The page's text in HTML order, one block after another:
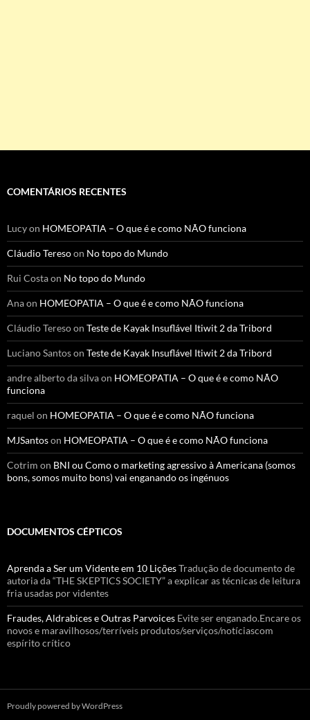
COMENTÁRIOS RECENTES
Lucyon HOMEOPATIA – O que é e como NÃO funciona
Cláudio Teresoon No topo do Mundo
Rui Costaon No topo do Mundo
Anaon HOMEOPATIA – O que é e como NÃO funciona
Cláudio Teresoon Teste de Kayak Insuflável Itiwit 2 da Tribord
Luciano Santoson Teste de Kayak Insuflável Itiwit 2 da Tribord
andre alberto da silvaon HOMEOPATIA – O que é e como NÃO
funciona
raquel on HOMEOPATIA – O que é e como NÃO funciona
MJSantoson HOMEOPATIA – O que é e como NÃO funciona
Cotrim on BNI ou Como o marketing agressivo à Americana (somos
bons, somos muito bons) vai enganando os ingénuos
DOCUMENTOS CÉPTICOS
Aprenda a Ser um Vidente em 10 LiçõesTradução de documento de
autoria da “THE SKEPTICS SOCIETY” a explicar as técnicas de leitura
fria usadas por videntes
Fraudes, Aldrabices e Outras Parvoices Evite ser enganado.Encare os
novos e maravilhosos/terríveis produtos/serviços/notíciascom
espírito crítico
Proudly powered by WordPress